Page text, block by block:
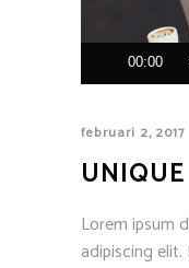
Audiospeler
00:00
februari 2, 2017
Lorem ipsum
adipiscing